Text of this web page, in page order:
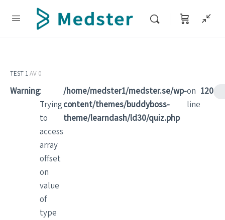
TEST 1AV 0
Warning:
Trying
to
access
array
offset
on
value
of
type
/home/medster1/medster.se/wp-
content/themes/buddyboss-
theme/learndash/ld30/quiz.php
on
line
120